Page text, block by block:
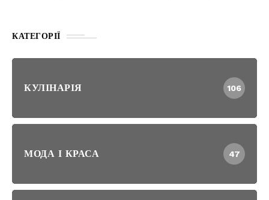
КАТЕГОРІЇ
КУЛІНАРІЯ 106
МОДА І КРАСА 47